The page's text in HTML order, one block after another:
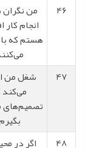
46
من
انجام کار
هستم که
47
شغل من
تصمیم‌های
48
اگر در